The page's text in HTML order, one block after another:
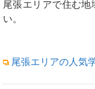
尾張エリアで住む
い。
尾張エリアの人気